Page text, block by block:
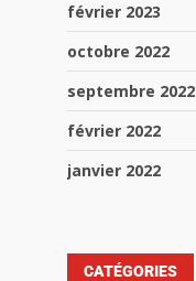
février 2023
octobre 2022
septembre 2022
février 2022
janvier 2022
CATÉGORIES